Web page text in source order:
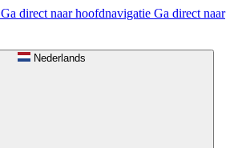
Ga direct naar hoofdnavigatie Ga direct naar
Nederlands